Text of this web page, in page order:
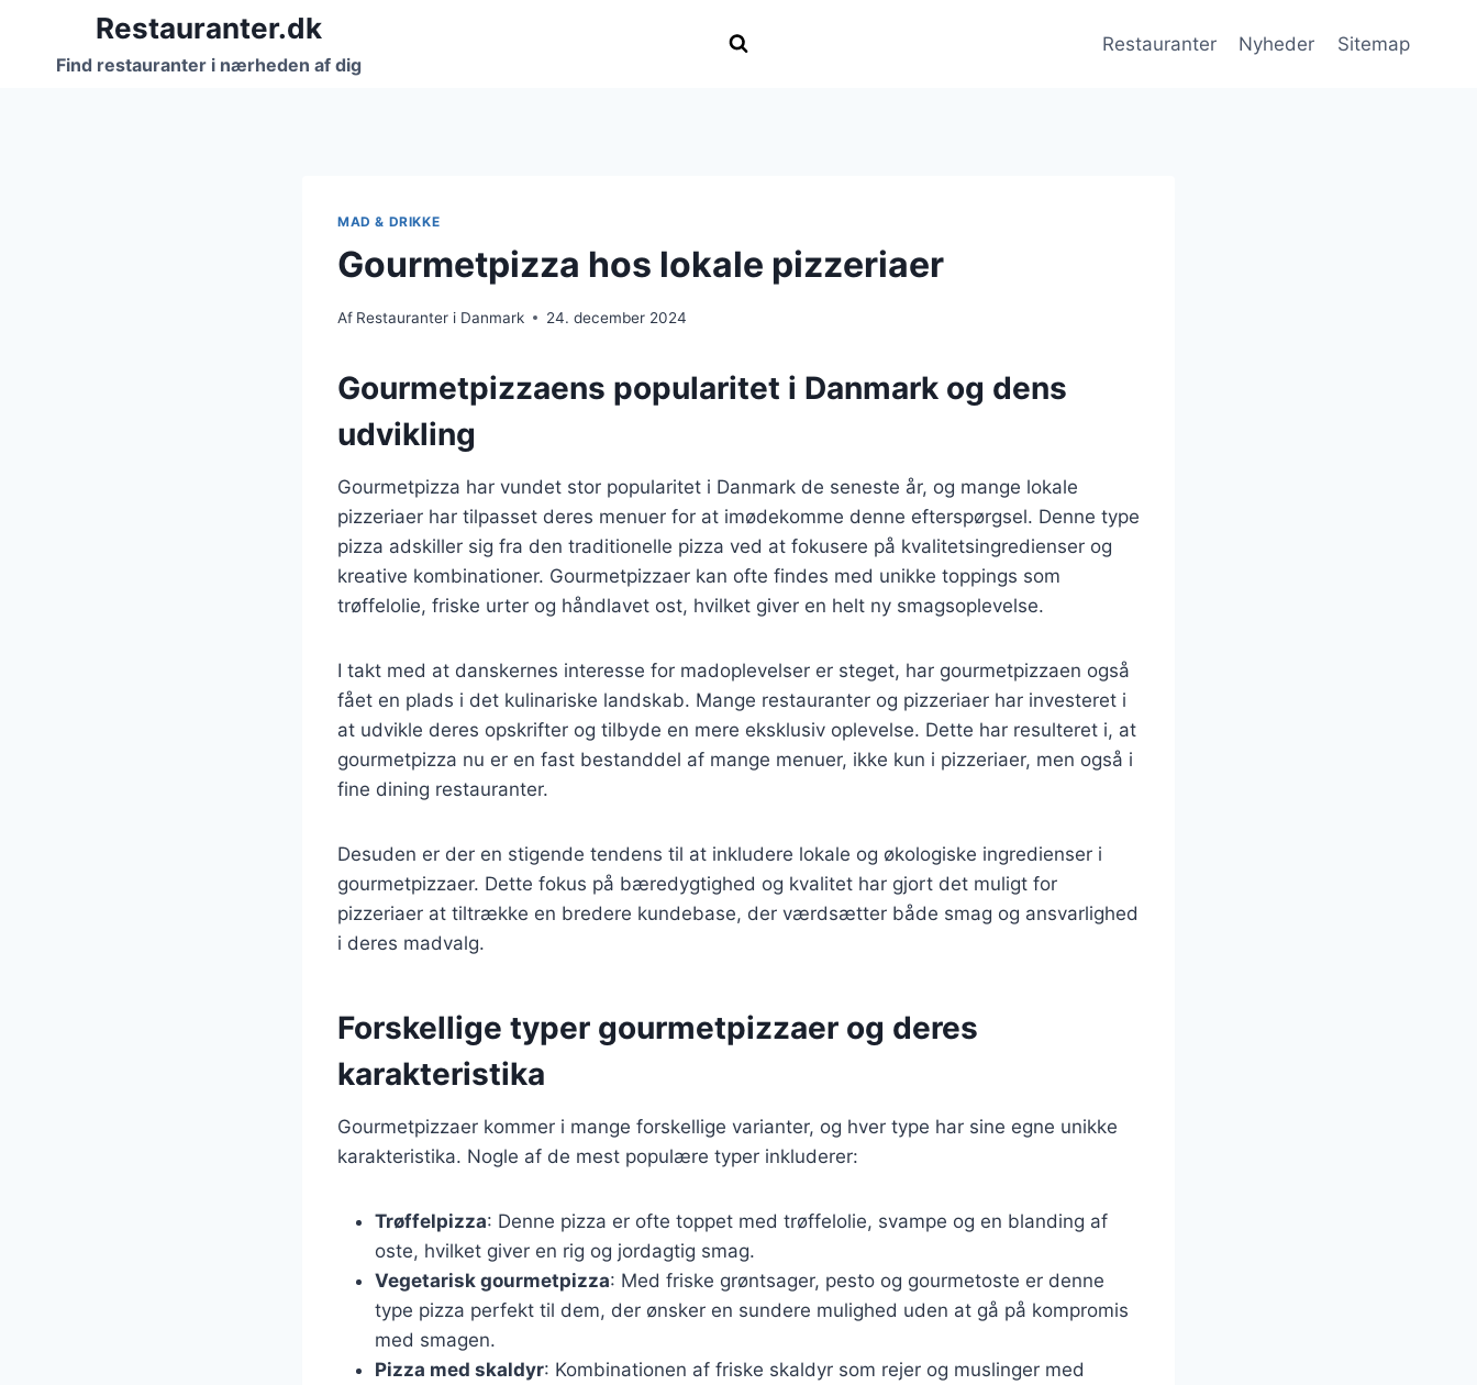
indhold
Restauranter.dk
Find restauranter i nærheden af dig
Restauranter Nyheder Sitemap
MAD & DRIKKE
Gourmetpizza hos lokale pizzeriaer
Af Restauranter i Danmark 24. december 2024
Gourmetpizzaens popularitet i Danmark og dens
udvikling
Gourmetpizza har vundet stor popularitet i Danmark de seneste år, og mange lokale
pizzeriaer har tilpasset deres menuer for at imødekomme denne efterspørgsel. Denne type
pizza adskiller sig fra den traditionelle pizza ved at fokusere på kvalitetsingredienser og
kreative kombinationer. Gourmetpizzaer kan ofte findes med unikke toppings som
trøffelolie, friske urter og håndlavet ost, hvilket giver en helt ny smagsoplevelse.
I takt med at danskernes interesse for madoplevelser er steget, har gourmetpizzaen også
fået en plads i det kulinariske landskab. Mange restauranter og pizzeriaer har investeret i
at udvikle deres opskrifter og tilbyde en mere eksklusiv oplevelse. Dette har resulteret i, at
gourmetpizza nu er en fast bestanddel af mange menuer, ikke kun i pizzeriaer, men også i
fine dining restauranter.
Desuden er der en stigende tendens til at inkludere lokale og økologiske ingredienser i
gourmetpizzaer. Dette fokus på bæredygtighed og kvalitet har gjort det muligt for
pizzeriaer at tiltrække en bredere kundebase, der værdsætter både smag og ansvarlighed
i deres madvalg.
Forskellige typer gourmetpizzaer og deres
karakteristika
Gourmetpizzaer kommer i mange forskellige varianter, og hver type har sine egne unikke
karakteristika. Nogle af de mest populære typer inkluderer:
Trøffelpizza: Denne pizza er ofte toppet med trøffelolie, svampe og en blanding af
oste, hvilket giver en rig og jordagtig smag.
Vegetarisk gourmetpizza: Med friske grøntsager, pesto og gourmetoste er denne
type pizza perfekt til dem, der ønsker en sundere mulighed uden at gå på kompromis
med smagen.
Pizza med skaldyr: Kombinationen af friske skaldyr som rejer og muslinger med